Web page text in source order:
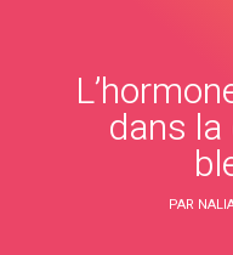
dans
PAR